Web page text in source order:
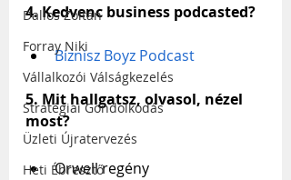
Dallos Zoltán
Forray Niki
Vállalkozói Válságkezelés
Stratégiai Gondolkodás
Üzleti Újratervezés
Heti Ébresztő
4. Kedvenc business podcasted?
Biznisz Boyz Podcast
5. Mit hallgatsz, olvasol, nézel
most?
Orwell regény